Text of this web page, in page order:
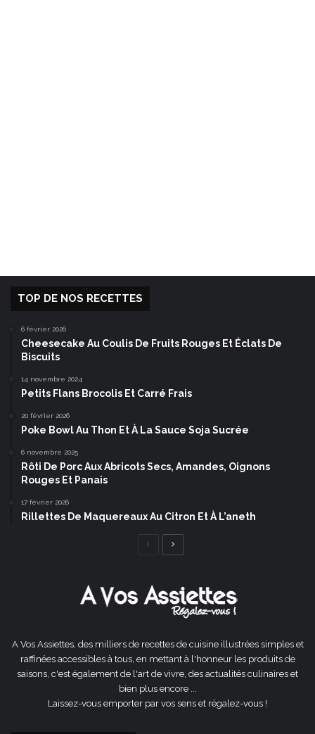
TOP DE NOS RECETTES
6 février 2026
Cheesecake Au Coulis De Fruits Rouges Et Éclats De
Biscuits
14 novembre 2024
Petits Flans Brocolis Et Carré Frais
20 février 2026
Poke Bowl Au Thon Et À La Sauce Soja Sucrée
6 novembre 2025
Rôti De Porc Aux Abricots Secs, Amandes, Oignons
Rouges Et Panais
17 février 2026
Rillettes De Maquereaux Au Citron Et À L’aneth
Page
A Vos Assiettes, des milliers de recettes de cuisine illustrées simples et
raffinées accessibles à tous, en mettant à l'honneur les produits de
saisons, c'est également de l'art de vivre, des actualités culinaires et
bien plus encore ...
Laissez-vous emporter par vos sens et régalez-vous !